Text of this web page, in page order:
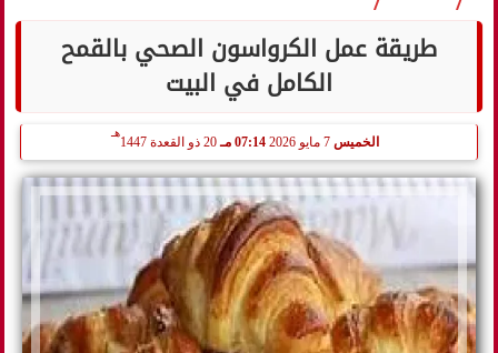
طريقة عمل الكرواسون الصحي بالقمح
الكامل في البيت
الخميس 7 مايو 2026 07:14 مـ 20 ذو القعدة 1447
هـ